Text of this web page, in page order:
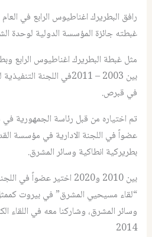
غبطته جائزة المؤسسة الدولية لوحدة
مثل غبطة البطريرك اغناطيوس الرابع
بين 2003 – 2011في
في قبرص.
تم اختياره من قبل رئاسة الجمهورية
عضواً في اللجنة الادارية في مؤسسة
بطريركية انطاكية وسائر المشرق.
بين 2010 و2020 اختير
“لقاء مسيحيي المشرق” في بيروت
وسائر المشرق، وشاركنا معه في اللقاء
2014